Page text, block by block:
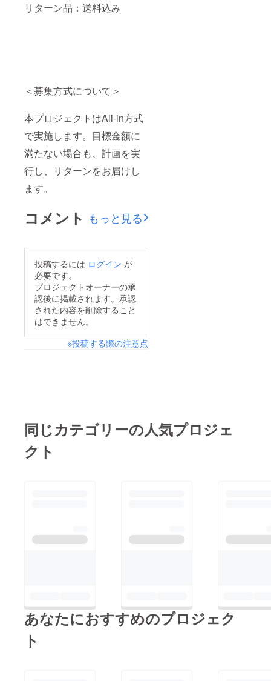
リターン品：送料込み
＜募集方式について＞
本プロジェクトはAll-in方式
で実施します。目標金額に
満たない場合も、計画を実
行し、リターンをお届けし
ます。
コメント もっと見る
投稿するには ログイン が
必要です。
プロジェクトオーナーの承
認後に掲載されます。承認
された内容を削除すること
はできません。
※投稿する際の注意点
同じカテゴリーの人気プロジェ
クト
あなたにおすすめのプロジェク
ト